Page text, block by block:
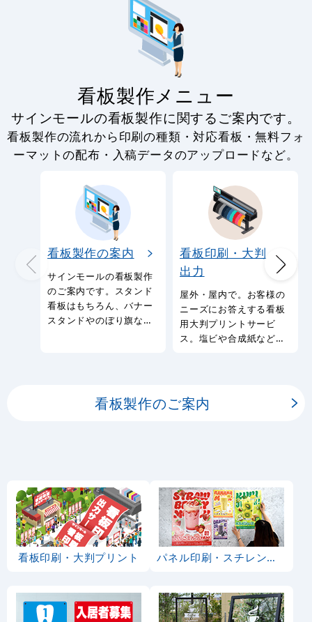
看板製作メニュー
サインモールの看板製作に関するご案内です。
看板製作の流れから印刷の種類・対応看板・無料フォ
ーマットの配布・入稿データのアップロードなど。
看板製作の案内
サインモールの看板製作
のご案内です。スタンド
看板はもちろん、バナー
スタンドやのぼり旗など
看板印刷・大判
出力
屋外・屋内で。お客様の
ニーズにお答えする看板
用大判プリントサービ
ス。塩ビや合成紙など看
看板製作のご案内
看板印刷・大判プリント パネル印刷・スチレンボード